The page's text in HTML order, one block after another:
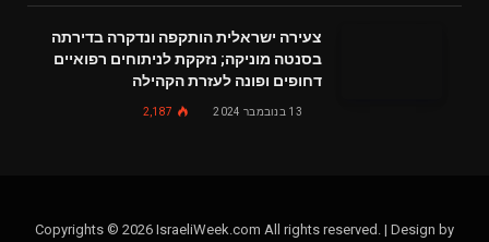
צעירה ישראלית הותקפה ונדקרה בדירתה
בסנטה מוניקה; נזקקת לניתוחים רפואיים
דחופים ופונה לעזרת הקהילה
13 בנובמבר 2024 2,187
Copyrights © 2026 IsraeliWeek.com All rights reserved. | Design by